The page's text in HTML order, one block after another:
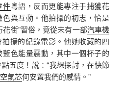
件粵語，反而更能專注于捕獲花
色與互動。他拍攝的初志，恰是
街”習俗，竟從未有一部汽車機
拍攝的紀錄電影。他她收藏的四
色能量震動，其中一個杯子的
五度！說：“我想探討，在快節
氣芯何安置我們的感情。”